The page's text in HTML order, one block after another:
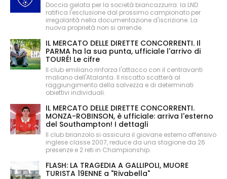
Doccia gelata per la società biancazzurra: la LND
ratifica l'esclusione dal prossimo campionato per
irregolarità nella documentazione d'iscrizione. La
nuova proprietà non si arrende.
IL MERCATO DELLE DIRETTE CONCORRENTI. Il
PARMA ha la sua punta, ufficiale l'arrivo di
TOURÉ! Le cifre
Il club emiliano rinforza l'attacco con il centravanti
maliano dell'Atalanta. Il riscatto scatterà al
raggiungimento della salvezza e di determinati
obiettivi individuali.
IL MERCATO DELLE DIRETTE CONCORRENTI.
MONZA-ROBINSON, è ufficiale: arriva l'esterno
del Southampton! I dettagli
Il club brianzolo si assicura il giovane esterno offensivo
inglese classe 2007, reduce da una stagione da 26
presenze e 2 reti in Championship.
FLASH: LA TRAGEDIA A GALLIPOLI, MUORE
TURISTA 19ENNE a "Rivabella"